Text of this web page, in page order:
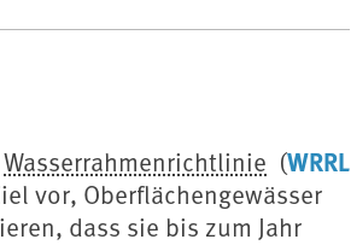
Wasserrahmenrichtlinie (WRRL
vor, Oberflächengewässer
dass sie bis zum Jahr